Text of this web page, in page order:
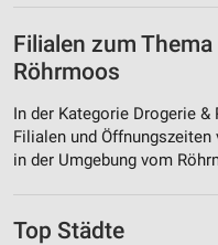
Filialen zum
Röhrmoos
In der Kategorie Drogerie
Filialen und
in der Umgebung vom
Top Städte